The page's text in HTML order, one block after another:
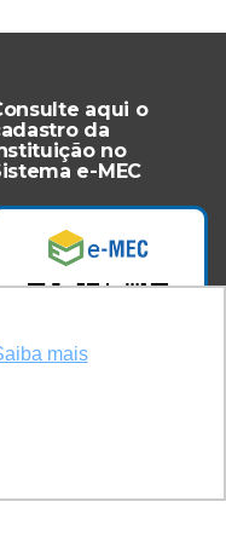
mais
aqui o
da
no
e-MEC